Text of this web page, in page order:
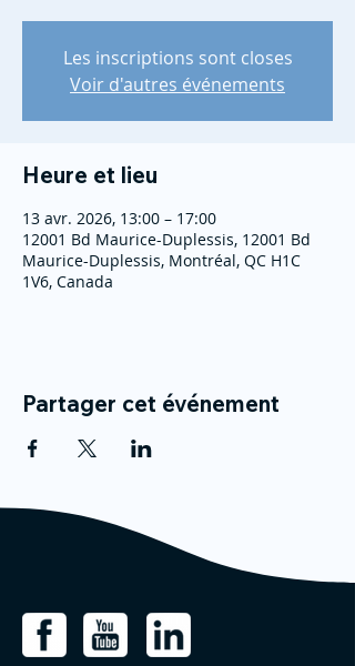
Les inscriptions sont closes
Voir d'autres événements
Heure et lieu
13 avr. 2026, 13:00 – 17:00
12001 Bd Maurice-Duplessis, 12001 Bd
Maurice-Duplessis, Montréal, QC H1C
1V6, Canada
Partager cet événement